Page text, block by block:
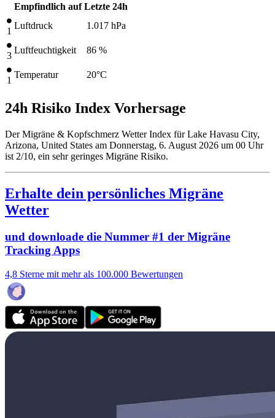
Empfindlich auf Letzte 24h
1
Luftdruck 1.017 hPa
3
Luftfeuchtigkeit 86 %
1
Temperatur 20°C
24h Risiko Index Vorhersage
Der Migräne & Kopfschmerz Wetter Index für Lake Havasu City,
Arizona, United States am Donnerstag, 6. August 2026 um 00 Uhr
ist 2/10, ein sehr geringes Migräne Risiko.
Erhalte dein persönliches Migräne
Wetter
und downloade die Nummer #1 der Migräne
Tracking Apps
4,8 Sterne mit mehr als 100.000 Bewertungen